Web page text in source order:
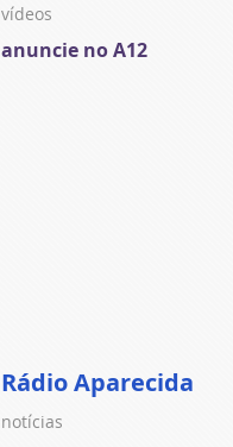
vídeos
anuncie no A12
Rádio Aparecida
notícias